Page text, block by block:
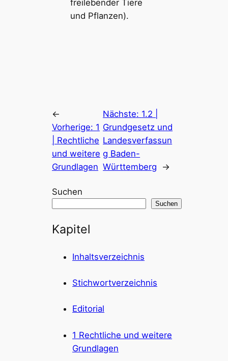
freilebender Tiere
und Pflanzen).
←
Vorherige: 1
| Rechtliche
und weitere
Grundlagen
Nächste: 1.2 |
Grundgesetz und
Landesverfassun
g Baden-
Württemberg
→
Suchen
Suchen
Kapitel
Inhaltsverzeichnis
Stichwortverzeichnis
Editorial
1 Rechtliche und weitere
Grundlagen